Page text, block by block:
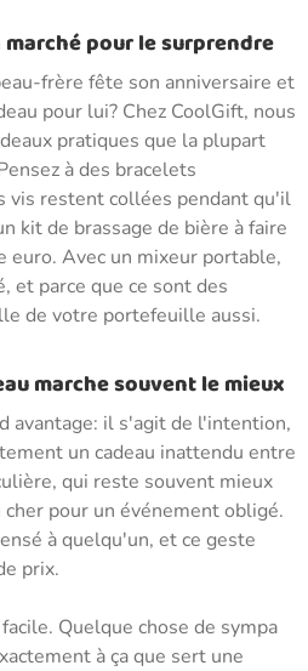
pour le surprendre
frère fête son anniversaire et
pour lui? Chez CoolGift, nous
pratiques que la plupart
à des bracelets
vis restent collées pendant qu'il
kit de brassage de bière à faire
euro. Avec un mixeur portable,
et parce que ce sont des
de votre portefeuille aussi.
marche souvent le mieux
avantage: il s'agit de l'intention,
un cadeau inattendu entre
qui reste souvent mieux
pour un événement obligé.
à quelqu'un, et ce geste
prix.
Quelque chose de sympa
à ça que sert une